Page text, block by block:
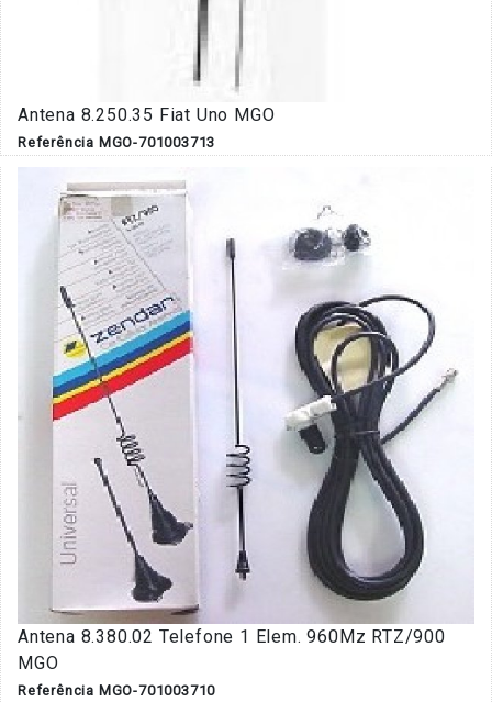
Antena 8.250.35 Fiat Uno MGO
Referência MGO-701003713
Antena 8.380.02 Telefone 1 Elem. 960Mz RTZ/900
MGO
Referência MGO-701003710